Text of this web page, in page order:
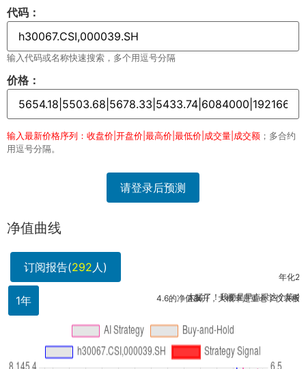
代码：
输入代码或名称快速搜索，多个用逗号分隔
价格：
输入最新价格序列：收盘价|开盘价|最高价|最低价|成交量|成交额 ；多合约
用逗号分隔。
请登录后预测
净值曲线
订阅报告(292人)
1年
年化256%
太猛了！我要是早点跟这个策略，今
4.6的净值飙升，大概率是重仓了仪表板块的